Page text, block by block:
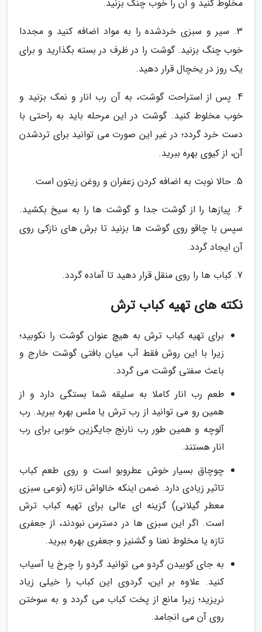
مخلوط کنید و آن را خوب چنگ بزنید.
3. سیر و سبزی خردشده را به مواد اضافه کنید و مجددا
خوب چنگ بزنید. گوشت را در ظرف در بسته بگذارید و برای
یک روز در یخچال قرار دهید.
4. پس از استراحت گوشت، به آن رب انار و نمک بزنید و
خوب مخلوط کنید. گوشت در این مرحله باید به راحتی با
دست خرد گردد؛ در غیر این صورت می توانید برای تردشدن
آن، از کیوی بهره ببرید.
5. حالا نوبت به اضافه کردن زعفران و روغن زیتون است.
6. پیازها را از گوشت جدا و گوشت ها را به سیخ بکشید.
سپس با چاقو روی گوشت ها بزنید تا برش های نازکی روی
آن ایجاد گردد.
7. کباب ها را روی منقل قرار دهید تا آماده گردد.
نکته های تهیه کباب ترش
برای تهیه کباب ترش به هیچ عنوان گوشت را نکوبید؛
زیرا با این روش فقط آب میان بافتی گوشت خارج و
باعث سفتی گوشت می گردد.
طعم رب انار کاملا به سلیقه شما بستگی دارد و از
همین رو می توانید از رب ترش یا ملس بهره ببرید. رب
آلوچه و همین طور رب نارنج جایگزین خوبی برای رب
انار هستند.
چوچاق بسیار خوش عطروبو است و روی طعم کباب
تاثیر زیادی دارد. ضمن اینکه خالواش تازه (نوعی سبزی
معطر گیلانی) گزینه ای عالی برای تهیه کباب ترش
است. اگر این سبزی ها در دسترس نبودند، از جعفری
تازه یا مخلوط نعنا و گشنیز و جعفری بهره ببرید.
به جای کوبیدن گردو می توانید گردو را چرخ یا آسیاب
کنید. علاوه بر این، گردوی این کباب را خیلی زیاد
نریزید؛ زیرا مانع از پخت کباب می گردد و به سوختن
روی آن می انجامد.